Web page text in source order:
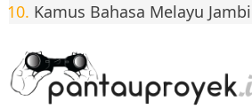
Kamus Bahasa Melayu Jambi